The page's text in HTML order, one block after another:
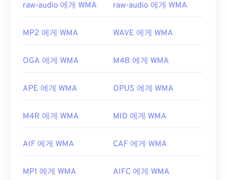
raw-audio 에게 WMA raw-audio 에게 WMA
MP2 에게 WMA WAVE 에게 WMA
OGA 에게 WMA M4B 에게 WMA
APE 에게 WMA OPUS 에게 WMA
M4R 에게 WMA MID 에게 WMA
AIF 에게 WMA CAF 에게 WMA
MP1 에게 WMA AIFC 에게 WMA